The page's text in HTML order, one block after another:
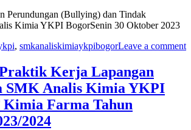
Perundungan (Bullying) dan Tindak
Kimia YKPI BogorSenin 30 Oktober 2023
, smkanaliskimiaykpibogorLeave a comment
Kerja Lapangan
SMK Analis Kimia YKPI
Farma Tahun
2024